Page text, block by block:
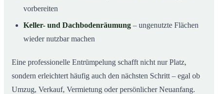
vorbereiten
Keller- und Dachbodenräumung – ungenutzte Flächen
wieder nutzbar machen
Eine professionelle Entrümpelung schafft nicht nur Platz,
sondern erleichtert häufig auch den nächsten Schritt – egal ob
Umzug, Verkauf, Vermietung oder persönlicher Neuanfang.